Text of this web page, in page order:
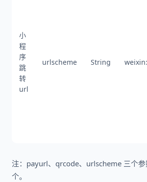
小
程
序
跳
转
url
urlscheme String
注：payurl、qrcode、urlscheme 三个
个。